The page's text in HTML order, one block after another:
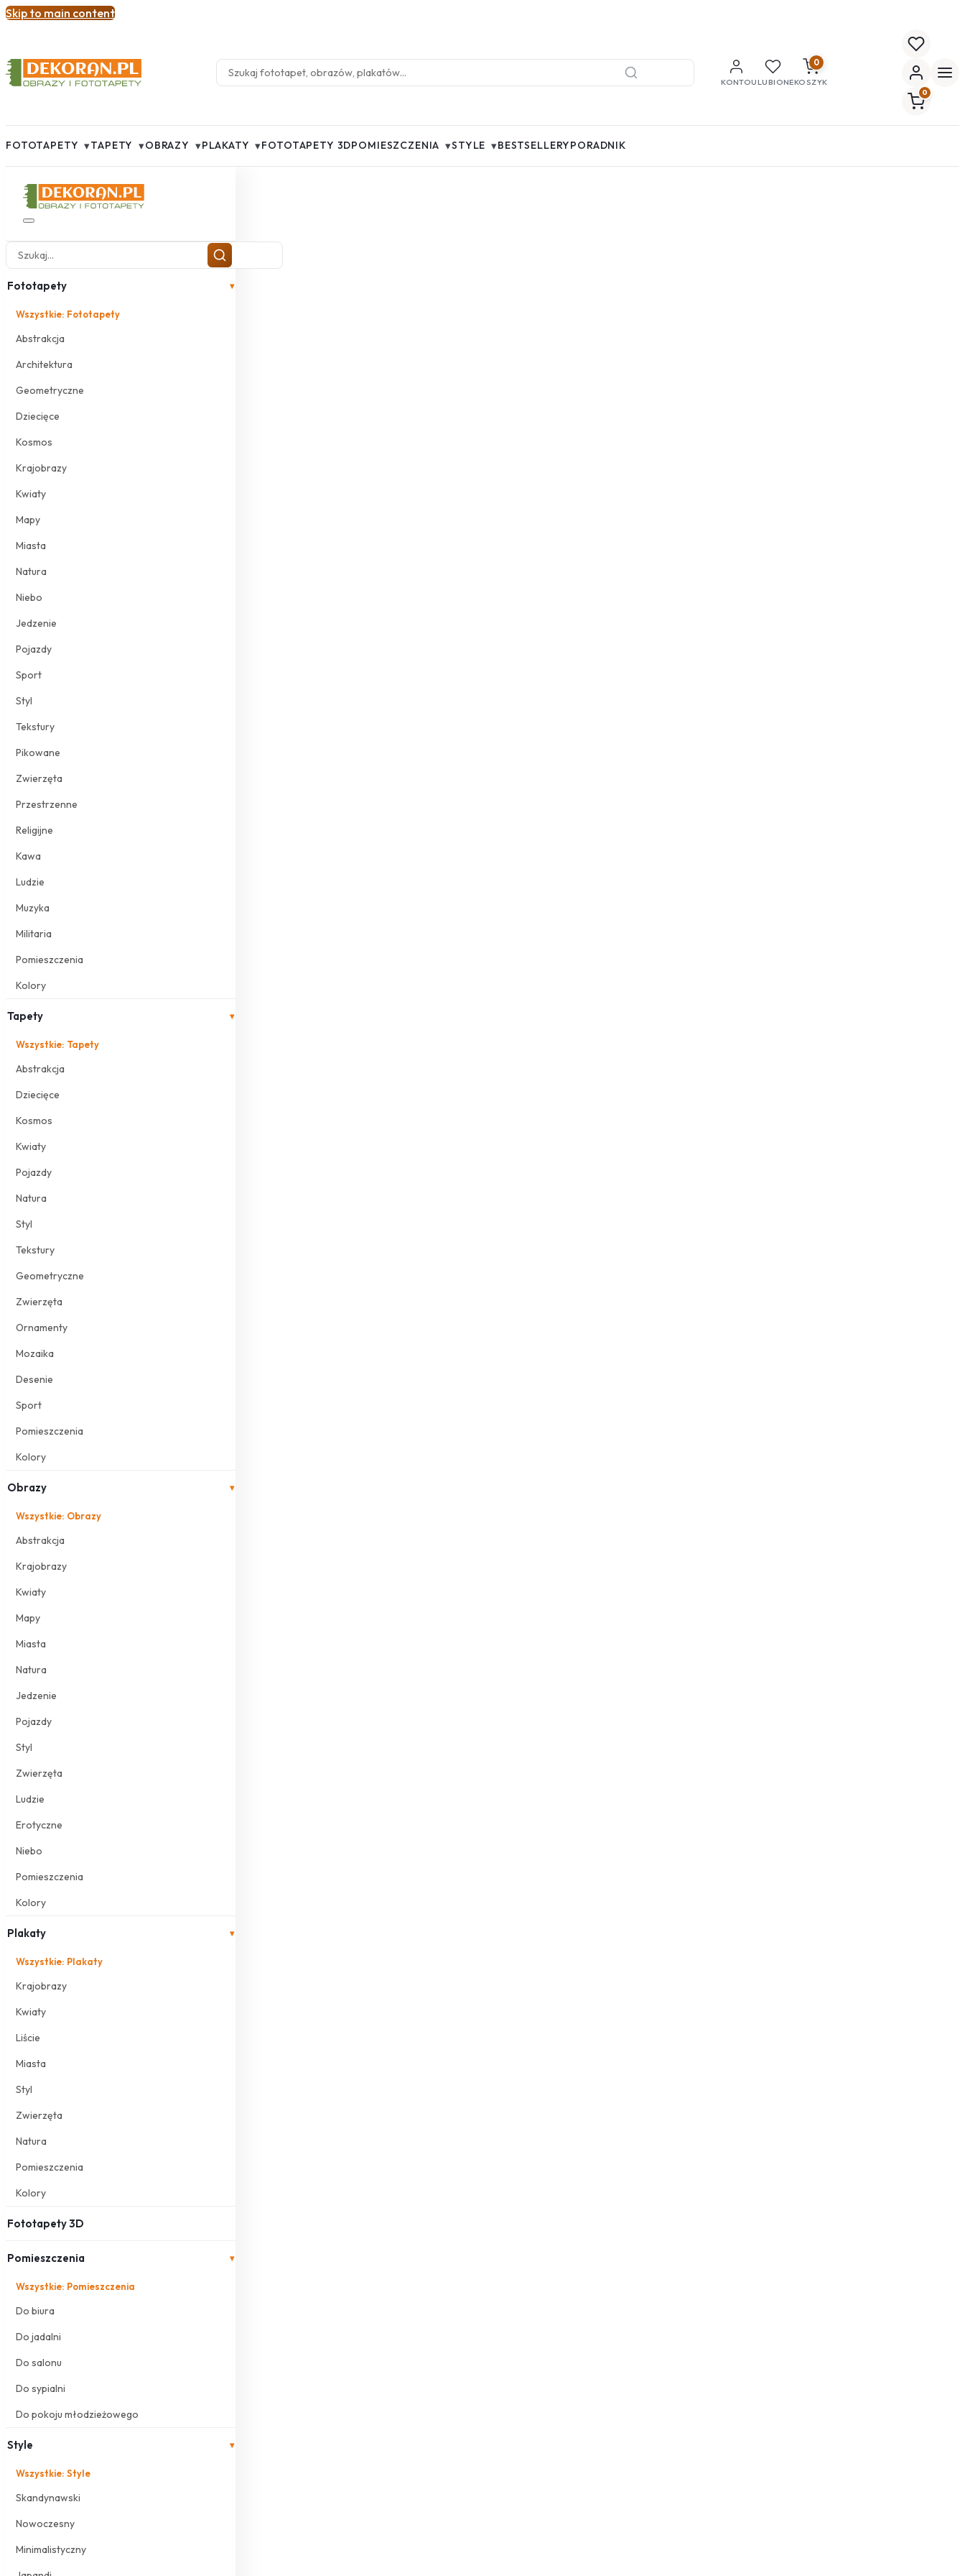
Skip to main content
KONTOULUBIONE
0
KOSZYK
0
FOTOTAPETY ▾TAPETY ▾OBRAZY ▾PLAKATY ▾FOTOTAPETY 3DPOMIESZCZENIA ▾STYLE ▾BESTSELLERYPORADNIK
Fototapety ▾
Wszystkie: Fototapety
Abstrakcja
Architektura
Geometryczne
Dziecięce
Kosmos
Krajobrazy
Kwiaty
Mapy
Miasta
Natura
Niebo
Jedzenie
Pojazdy
Sport
Styl
Tekstury
Pikowane
Zwierzęta
Przestrzenne
Religijne
Kawa
Ludzie
Muzyka
Militaria
Pomieszczenia
Kolory
Tapety ▾
Wszystkie: Tapety
Abstrakcja
Dziecięce
Kosmos
Kwiaty
Pojazdy
Natura
Styl
Tekstury
Geometryczne
Zwierzęta
Ornamenty
Mozaika
Desenie
Sport
Pomieszczenia
Kolory
Obrazy ▾
Wszystkie: Obrazy
Abstrakcja
Krajobrazy
Kwiaty
Mapy
Miasta
Natura
Jedzenie
Pojazdy
Styl
Zwierzęta
Ludzie
Erotyczne
Niebo
Pomieszczenia
Kolory
Plakaty ▾
Wszystkie: Plakaty
Krajobrazy
Kwiaty
Liście
Miasta
Styl
Zwierzęta
Natura
Pomieszczenia
Kolory
Fototapety 3D
Pomieszczenia ▾
Wszystkie: Pomieszczenia
Do biura
Do jadalni
Do salonu
Do sypialni
Do pokoju młodzieżowego
Style ▾
Wszystkie: Style
Skandynawski
Nowoczesny
Minimalistyczny